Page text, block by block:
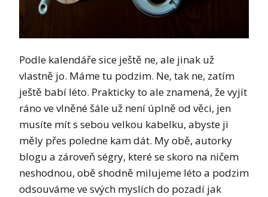
Podle kalendáře sice ještě ne, ale jinak už
vlastně jo. Máme tu podzim. Ne, tak ne, zatím
ještě babí léto. Prakticky to ale znamená, že vyjít
ráno ve vlněné šále už není úplně od věci, jen
musíte mít s sebou velkou kabelku, abyste ji
měly přes poledne kam dát. My obě, autorky
blogu a zároveň ségry, které se skoro na ničem
neshodnou, obě shodně milujeme léto a podzim
odsouváme ve svých myslích do pozadí jak